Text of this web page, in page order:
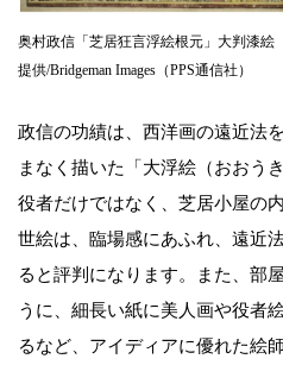
奥村政信「芝居狂言浮絵根元」大判漆
提供/Bridgeman Images（PPS通信社）
政信の功績は、西洋画の遠近法
まなく描いた「大浮絵（おおう
役者だけではなく、芝居小屋の
世絵は、臨場感にあふれ、遠近
ると評判になります。また、部
うに、細長い紙に美人画や役者
るなど、アイディアに優れた絵